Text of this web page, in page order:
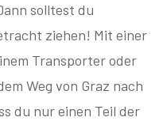
solltest du
ziehen! Mit einer
Transporter oder
Weg von Graz nach
du nur einen Teil der